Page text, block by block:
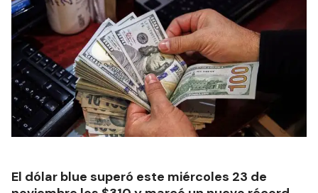
El dólar blue superó este miércoles 23 de